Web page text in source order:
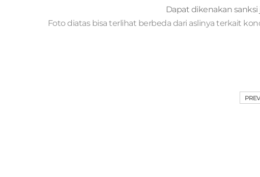
(Osteotomy)
Dapat dikenakan
Foto diatas bisa terlihat berbeda dari aslinya terkait
PREV